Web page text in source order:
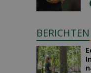
BERICHTEN